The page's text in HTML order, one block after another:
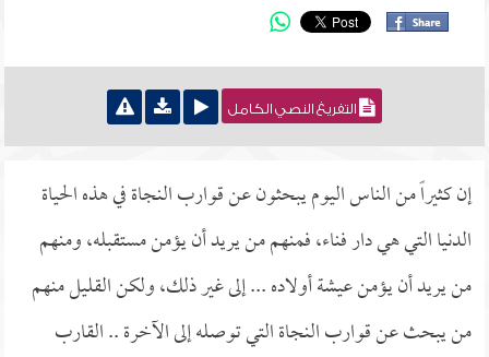
التفريغ النصي الكامل
إن كثيراً من الناس اليوم يبحثون عن قوارب النجاة في هذه الحياة
الدنيا التي هي دار فناء، فمنهم من يريد أن يؤمن مستقبله، ومنهم
من يريد أن يؤمن عيشة أولاده ... إلى غير ذلك، ولكن القليل منهم
من يبحث عن قوارب النجاة التي توصله إلى الآخرة .. القارب